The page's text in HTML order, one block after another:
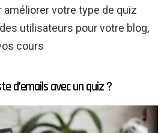
votre type de quiz
utilisateurs pour votre blog,
cours
d’emails avec un quiz ?